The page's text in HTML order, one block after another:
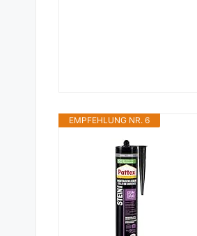
EMPFEHLUNG NR. 6